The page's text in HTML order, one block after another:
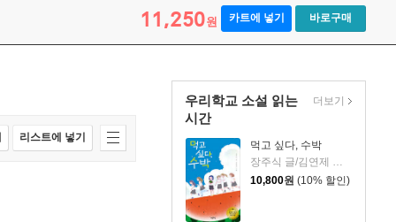
11,250원 카트에 넣기 바로구매
우리학교 소설 읽는
시간
먹고 싶다, 수박
장주식 글/김연제 그림
10,800원 (10% 할인)
더보기
리스트에 넣기